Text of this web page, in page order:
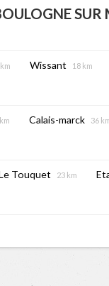
SUR
Wissant 18 km
Calais-marck 36
Touquet 23 km